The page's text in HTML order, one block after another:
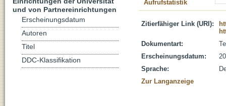
Aufrufstatistik
Zitierfähiger Link (URI):
Dokumentart:
Erscheinungsdatum:
Sprache:
Zur Langanzeige
und von Partnereinrichtungen
Erscheinungsdatum
Autoren
Titel
DDC-Klassifikation